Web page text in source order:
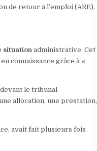
de retour à l’emploi (ARE).
situation administrative. Cet
connaissance grâce à «
le tribunal
allocation, une prestation,
avait fait plusieurs fois